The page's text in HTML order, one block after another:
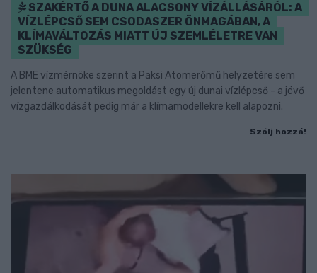
SZAKÉRTŐ A DUNA ALACSONY VÍZÁLLÁSÁRÓL: A
VÍZLÉPCSŐ SEM CSODASZER ÖNMAGÁBAN, A
KLÍMAVÁLTOZÁS MIATT ÚJ SZEMLÉLETRE VAN
SZÜKSÉG
A BME vízmérnöke szerint a Paksi Atomerőmű helyzetére sem
jelentene automatikus megoldást egy új dunai vízlépcső - a jövő
vízgazdálkodását pedig már a klímamodellekre kell alapozni.
Szólj hozzá!